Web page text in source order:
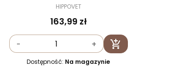
koszyka
HIPPOVET
163,99 zł
- + 
Dodaj do koszyka
Dostępność: Na magazynie